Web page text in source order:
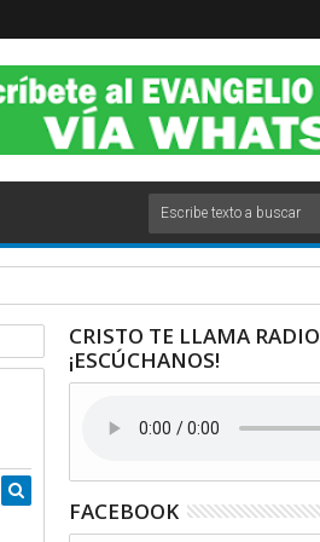
CRISTO TE LLAMA RADIO
¡ESCÚCHANOS!
FACEBOOK